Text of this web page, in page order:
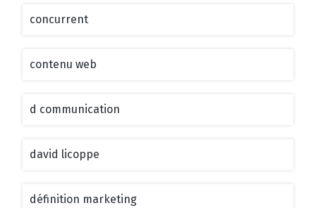
concurrent
contenu web
d communication
david licoppe
définition marketing